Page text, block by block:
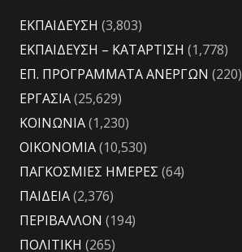
ΕΚΠΑΙΔΕΥΣΗ (3,803)
ΕΚΠΑΙΔΕΥΣΗ – ΚΑΤΑΡΤΙΣΗ (1,778)
ΕΠ. ΠΡΟΓΡΑΜΜΑΤΑ ΑΝΕΡΓΩΝ (220)
ΕΡΓΑΣΙΑ(25,629)
ΚΟΙΝΩΝΙΑ(1,230)
ΟΙΚΟΝΟΜΙΑ(10,530)
ΠΑΓΚΟΣΜΙΕΣ ΗΜΕΡΕΣ (64)
ΠΑΙΔΕΙΑ(2,376)
ΠΕΡΙΒΑΛΛΟΝ (194)
ΠΟΛΙΤΙΚΗ (265)